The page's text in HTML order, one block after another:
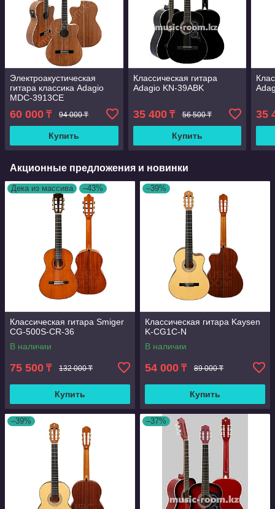
Электроакустическая
гитара классика Adagio
MDC-3913CЕ
60 000 ₸ 94 000 ₸
Купить
Классическая гитара
Adagio KN-39ABK
35 400₸ 56 500 ₸
Купить
35
Акционные предложения и новинки
Дека из массива –43%
Классическая гитара Smiger
CG-500S-CR-36
В наличии
75 500 ₸ 132 000 ₸
Купить
–39%
Классическая гитара Kaysen
K-CG1C-N
В наличии
54 000 ₸ 89 000 ₸
Купить
–39% –37%